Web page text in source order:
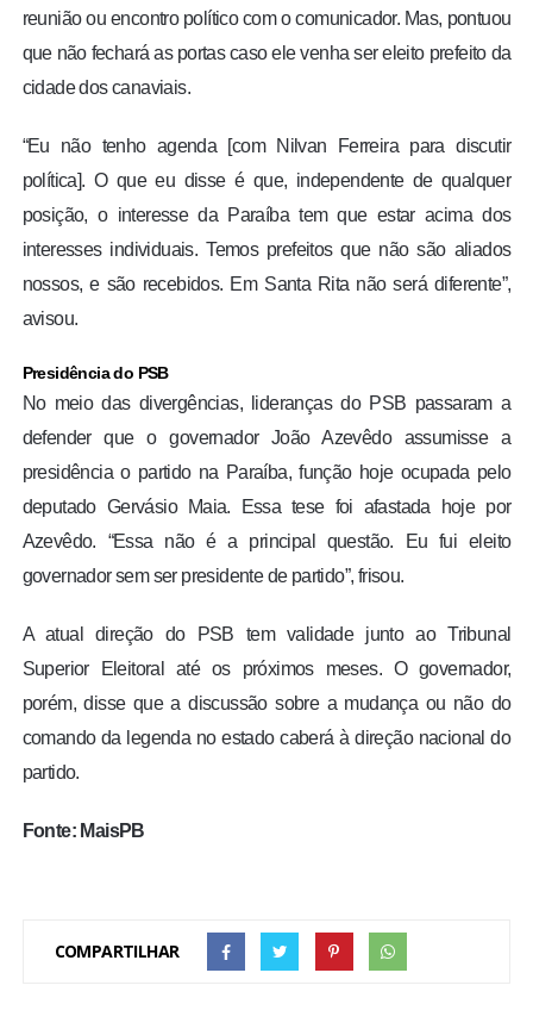
reunião ou encontro político com o comunicador. Mas, pontuou
que não fechará as portas caso ele venha ser eleito prefeito da
cidade dos canaviais.
“Eu não tenho agenda [com Nilvan Ferreira para discutir
política]. O que eu disse é que, independente de qualquer
posição, o interesse da Paraíba tem que estar acima dos
interesses individuais. Temos prefeitos que não são aliados
nossos, e são recebidos. Em Santa Rita não será diferente”,
avisou.
Presidência do PSB
No meio das divergências, lideranças do PSB passaram a
defender que o governador João Azevêdo assumisse a
presidência o partido na Paraíba, função hoje ocupada pelo
deputado Gervásio Maia. Essa tese foi afastada hoje por
Azevêdo. “Essa não é a principal questão. Eu fui eleito
governador sem ser presidente de partido”, frisou.
A atual direção do PSB tem validade junto ao Tribunal
Superior Eleitoral até os próximos meses. O governador,
porém, disse que a discussão sobre a mudança ou não do
comando da legenda no estado caberá à direção nacional do
partido.
Fonte: MaisPB
COMPARTILHAR